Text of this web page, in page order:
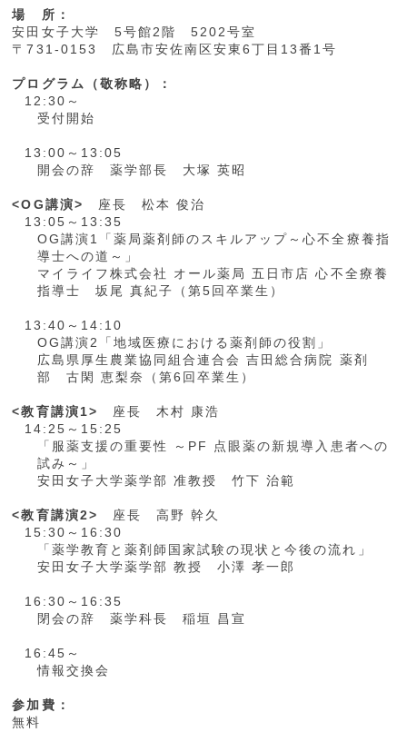
場 所：
安田女子大学 5号館2階 5202号室
〒731-0153 広島市安佐南区安東6丁目13番1号
プログラム（敬称略）：
12:30～
受付開始
13:00～13:05
開会の辞 薬学部長 大塚 英昭
<OG講演>
座長 松本 俊治
13:05～13:35
OG講演1「薬局薬剤師のスキルアップ～心不全療養指
導士への道～」
マイライフ株式会社 オール薬局 五日市店 心不全療養
指導士 坂尾 真紀子（第5回卒業生）
13:40～14:10
OG講演2「地域医療における薬剤師の役割」
広島県厚生農業協同組合連合会 吉田総合病院 薬剤
部 古閑 恵梨奈（第6回卒業生）
<教育講演1>
座長 木村 康浩
14:25～15:25
「服薬支援の重要性 ～PF 点眼薬の新規導入患者への
試み～」
安田女子大学薬学部 准教授 竹下 治範
<教育講演2>
座長 高野 幹久
15:30～16:30
「薬学教育と薬剤師国家試験の現状と今後の流れ」
安田女子大学薬学部 教授 小澤 孝一郎
16:30～16:35
閉会の辞 薬学科長 稲垣 昌宣
16:45～
情報交換会
参加費：
無料